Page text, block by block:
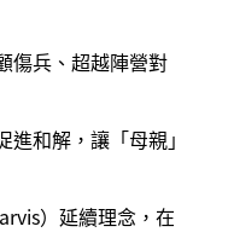
傷兵、超越陣營對
和解，讓「母親」
）延續理念，在